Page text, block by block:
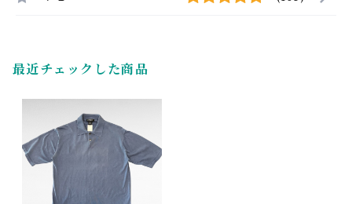
最近チェックした商品